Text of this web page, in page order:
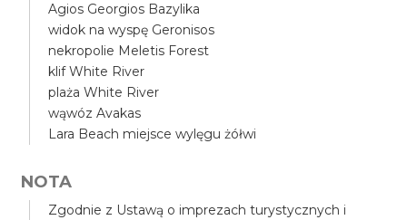
Agios Georgios Bazylika
widok na wyspę Geronisos
nekropolie Meletis Forest
klif White River
plaża White River
wąwóz Avakas
Lara Beach miejsce wylęgu żółwi
NOTA
Zgodnie z Ustawą o imprezach turystycznych i